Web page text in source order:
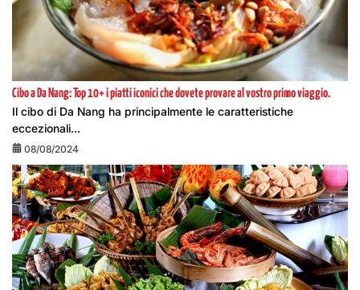
Cibo a Da Nang: Top 10+ i piatti iconici che dovete provare al vostro primo viaggio.
Il cibo di Da Nang ha principalmente le caratteristiche
eccezionali...
08/08/2024